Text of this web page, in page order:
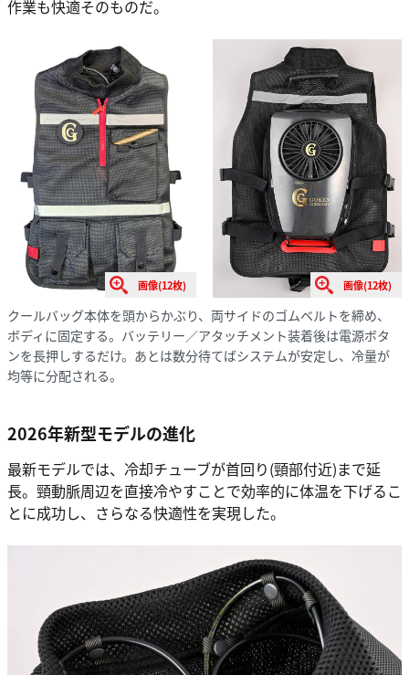
作業も快適そのものだ。
画像(12枚) 画像(12枚)
クールバッグ本体を頭からかぶり、両サイドのゴムベルトを締め、
ボディに固定する。バッテリー／アタッチメント装着後は電源ボタ
ンを長押しするだけ。あとは数分待てばシステムが安定し、冷量が
均等に分配される。
2026年新型モデルの進化
最新モデルでは、冷却チューブが首回り(頸部付近)まで延
長。頸動脈周辺を直接冷やすことで効率的に体温を下げるこ
とに成功し、さらなる快適性を実現した。